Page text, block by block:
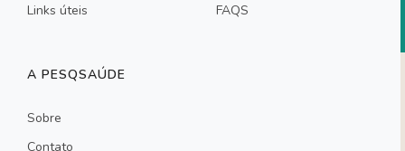
Links úteis
FAQS
A PESQSAÚDE
Sobre
Contato